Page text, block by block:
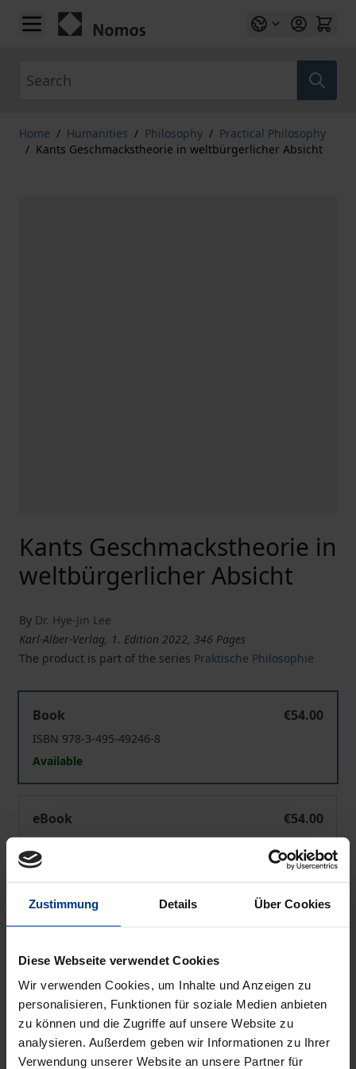
Zustimmung Details Über Cookies
Diese Webseite verwendet Cookies
Wir verwenden Cookies, um Inhalte und Anzeigen zu
personalisieren, Funktionen für soziale Medien anbieten
zu können und die Zugriffe auf unsere Website zu
analysieren. Außerdem geben wir Informationen zu Ihrer
Verwendung unserer Website an unsere Partner für
Skip to Content
Home / Humanities / Philosophy / Practical Philosophy
/ Kants Geschmackstheorie in weltbürgerlicher Absicht
Kants Geschmackstheorie in
weltbürgerlicher Absicht
By Dr. Hye-Jin Lee
Karl-Alber-Verlag, 1. Edition 2022, 346 Pages
The product is part of the series Praktische Philosophie
Book
€54.00
ISBN 978-3-495-49246-8
Available
eBook
€54.00
ISBN 978-3-495-99997-4
Available
Add to Cart
Add to Wish List
Delivery cost notice